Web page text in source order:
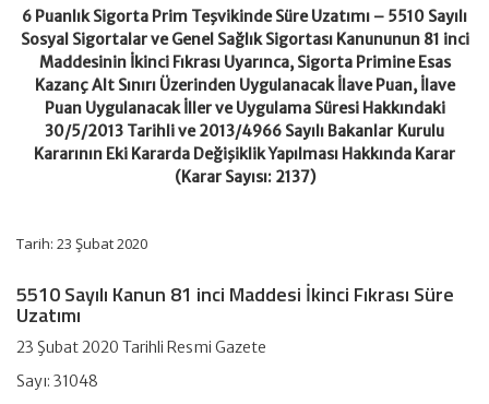
Uyarınca,
Sigorta
Primine
Esas
Kazanç
Alt
Sınırı
Üzerinden
Uygulanacak
Uygulanacak
ve
Uygulama
Hakkındaki
6 Puanlık Sigorta Prim Teşvikinde Süre Uzatımı – 5510 Sayılı
Sosyal Sigortalar ve Genel Sağlık Sigortası Kanununun 81 inci
Maddesinin İkinci Fıkrası Uyarınca, Sigorta Primine Esas
Kazanç Alt Sınırı Üzerinden Uygulanacak İlave Puan, İlave
Puan Uygulanacak İller ve Uygulama Süresi Hakkındaki
30/5/2013 Tarihli ve 2013/4966 Sayılı Bakanlar Kurulu
Kararının Eki Kararda Değişiklik Yapılması Hakkında Karar
(Karar Sayısı: 2137)
Tarih: 23 Şubat 2020
5510 Sayılı Kanun 81 inci Maddesi İkinci Fıkrası Süre
Uzatımı
23 Şubat 2020 Tarihli Resmi Gazete
Sayı: 31048